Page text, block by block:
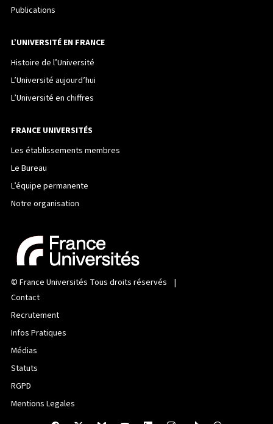
Publications
L’UNIVERSITÉ EN FRANCE
Histoire de l’Université
L’Université aujourd’hui
L’Université en chiffres
FRANCE UNIVERSITÉS
Les établissements membres
Le Bureau
L’équipe permanente
Notre organisation
© France Universités Tous droits réservés |
Contact
Recrutement
Infos Pratiques
Médias
Statuts
RGPD
Mentions Legales